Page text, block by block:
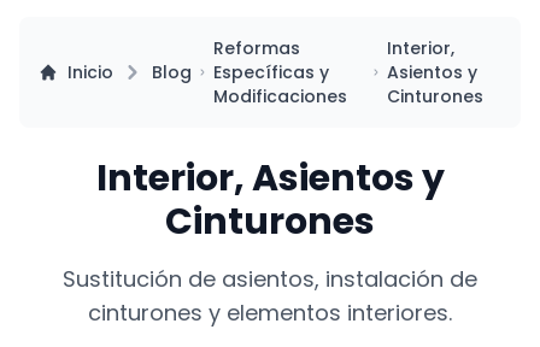
Inicio Blog
Reformas
Específicas y
Modificaciones
Interior,
Asientos y
Cinturones
Interior, Asientos y
Cinturones
Sustitución de asientos, instalación de
cinturones y elementos interiores.